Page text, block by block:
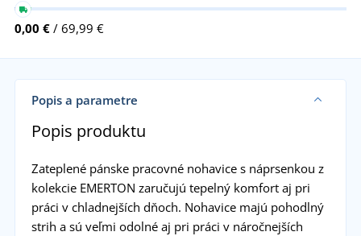
0,00 € / 69,99 €
Popis a parametre
Popis produktu
Zateplené pánske pracovné nohavice s náprsenkou z
kolekcie EMERTON zaručujú tepelný komfort aj pri
práci v chladnejších dňoch. Nohavice majú pohodlný
strih a sú veľmi odolné aj pri práci v náročnejších